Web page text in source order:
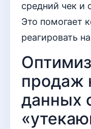
средний чек и
Это помогает
реагировать
продаж
данных